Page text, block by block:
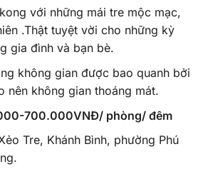
với những mái tre mộc mạc,
.Thật tuyệt vời cho những kỳ
gia đình và bạn bè.
không gian được bao quanh bởi
nên không gian thoáng mát.
700.000VNĐ/ phòng/ đêm
Tre, Khánh Bình, phường Phú